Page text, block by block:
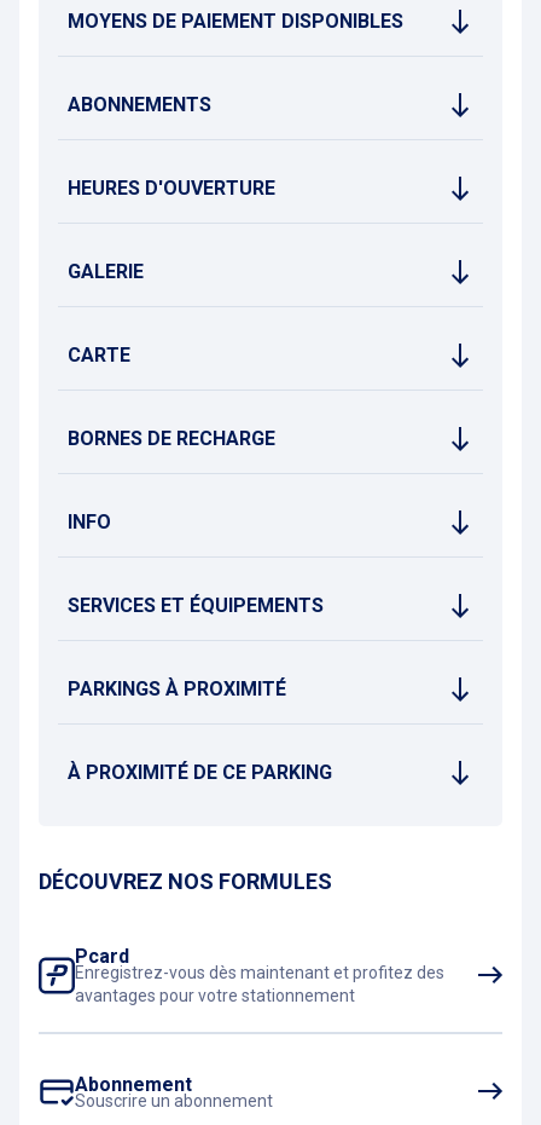
MOYENS DE PAIEMENT DISPONIBLES
ABONNEMENTS
HEURES D'OUVERTURE
GALERIE
CARTE
BORNES DE RECHARGE
INFO
SERVICES ET ÉQUIPEMENTS
PARKINGS À PROXIMITÉ
À PROXIMITÉ DE CE PARKING
DÉCOUVREZ NOS FORMULES
Pcard
Enregistrez-vous dès maintenant et profitez des
avantages pour votre stationnement
Abonnement
Souscrire un abonnement